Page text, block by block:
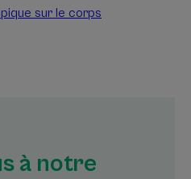
sur le corps
à notre